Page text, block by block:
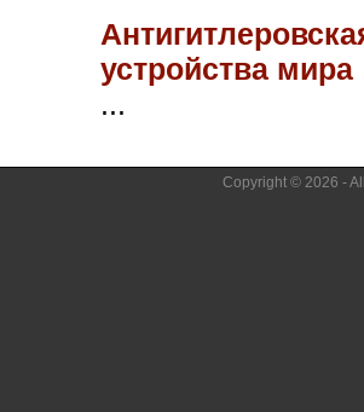
устройства мира
...
Copyright © 2026 -